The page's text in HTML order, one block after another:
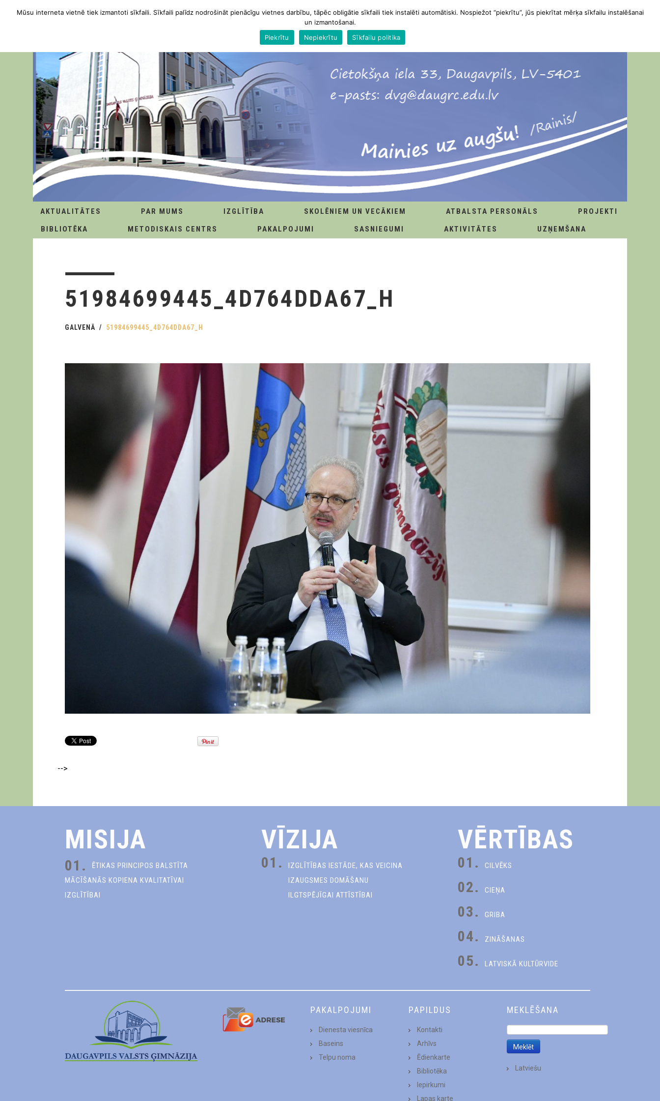
AKTUALITĀTES PAR MUMS IZGLĪTĪBA SKOLĒNIEM UN VECĀKIEM ATBALSTA PERSONĀLS
PROJEKTI
BIBLIOTĒKA
METODISKAIS CENTRS PAKALPOJUMI SASNIEGUMI AKTIVITĀTES UZŅEMŠANA
51984699445_4D764DDA67_H
GALVENĀ 51984699445_4D764DDA67_H
-->
MISIJA
01.
ĒTIKAS PRINCIPOS BALSTĪTA
MĀCĪŠANĀS KOPIENA KVALITATĪVAI
IZGLĪTĪBAI
VĪZIJA
01.
IZGLĪTĪBAS IESTĀDE, KAS VEICINA
IZAUGSMES DOMĀŠANU
ILGTSPĒJĪGAI ATTĪSTĪBAI
VĒRTĪBAS
01. CILVĒKS
02. CIEŅA
03. GRIBA
04. ZINĀŠANAS
05. LATVISKĀ KULTŪRVIDE
PAKALPOJUMI
Dienesta viesnīca
Baseins
Telpu noma
PAPILDUS
Kontakti
Arhīvs
Ēdienkarte
Bibliotēka
Iepirkumi
Lapas karte
MEKLĒŠANA
Latviešu
Mūsu interneta vietnē tiek izmantoti sīkfaili. Sīkfaili palīdz nodrošināt pienācīgu vietnes darbību, tāpēc obligātie sīkfaili tiek instalēti automātiski. Nospiežot “piekrītu”, jūs piekrītat mērķa sīkfailu instalēšanai
un izmantošanai.
Piekrītu
Nepiekrītu Sīkfailu politika